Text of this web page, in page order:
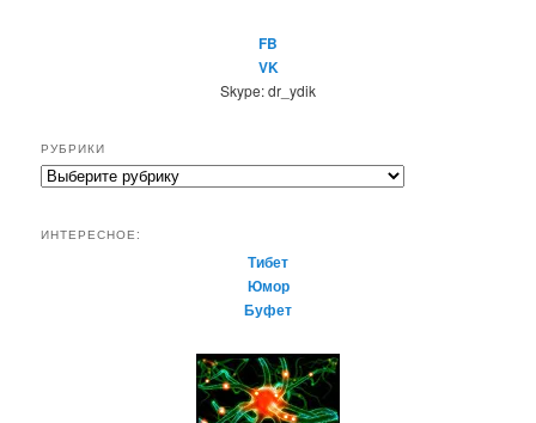
FB
VK
Skype: dr_ydik
РУБРИКИ
Р
р
ИНТЕРЕСНОЕ:
Тибет
Юмор
Буфет